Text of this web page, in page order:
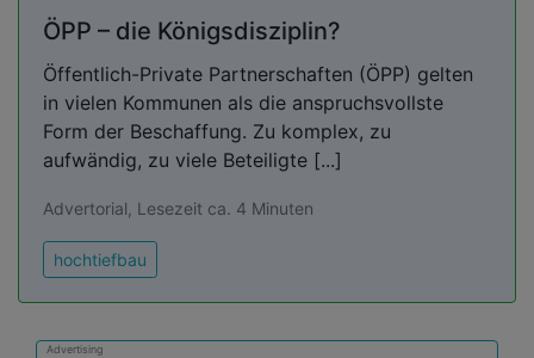
ÖPP – die Königsdisziplin?
Öffentlich-Private Partnerschaften (ÖPP) gelten
in vielen Kommunen als die anspruchsvollste
Form der Beschaffung. Zu komplex, zu
aufwändig, zu viele Beteiligte [...]
Advertorial, Lesezeit ca. 4 Minuten
hochtiefbau
Advertising